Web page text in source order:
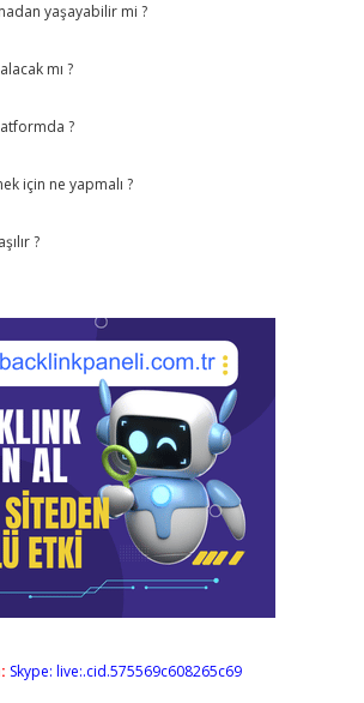
yaşayabilir mi ?
mı ?
?
için ne yapmalı ?
?
Skype: live:.cid.575569c608265c69